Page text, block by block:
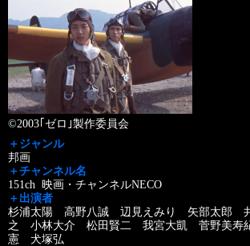
©2003｢ゼロ｣製作委員会
＋ジャンル
邦画
＋チャンネル名
151ch 映画・チャンネルNECO
＋出演者
杉浦太陽 高野八誠 辺見えみり 矢部太郎
之 小林大介 松田賢二 我宮大凱 菅野美寿
憲 犬塚弘